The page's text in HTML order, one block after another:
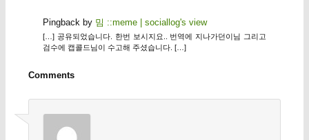
Pingback by 밈 ::meme | sociallog's view
[…] 공유되었습니다. 한번 보시지요.. 번역에 지나가던이님 그리고
검수에 캡콜드님이 수고해 주셨습니다. […]
Comments